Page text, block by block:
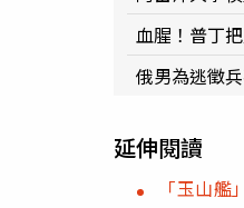
血腥！普丁
俄男為逃徵
延伸閱讀
「玉山